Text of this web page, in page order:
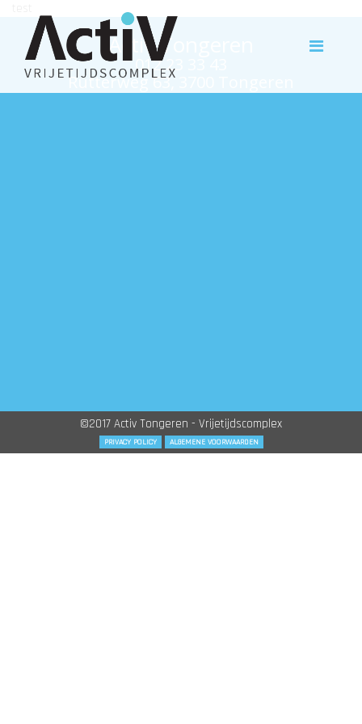
Activ Tongeren
012 23 33 43
Rutterweg 63, 3700 Tongeren
©2017 Activ Tongeren - Vrijetijdscomplex
PRIVACY POLICY ALGEMENE VOORWAARDEN